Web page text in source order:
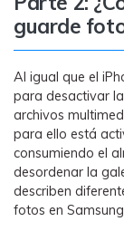
guarde
Al igual que el
para desactivar
archivos
para ello está
consumiendo el
desordenar la
describen
fotos en